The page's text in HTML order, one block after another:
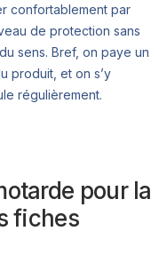
confortablement par
de protection sans
sens. Bref, on paye un
produit, et on s’y
régulièrement.
pour la
fiches